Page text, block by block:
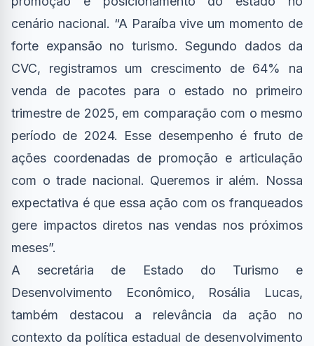
cenário nacional. “A Paraíba vive um momento de
forte expansão no turismo. Segundo dados da
CVC, registramos um crescimento de 64% na
venda de pacotes para o estado no primeiro
trimestre de 2025, em comparação com o mesmo
período de 2024. Esse desempenho é fruto de
ações coordenadas de promoção e articulação
com o trade nacional. Queremos ir além. Nossa
expectativa é que essa ação com os franqueados
gere impactos diretos nas vendas nos próximos
meses”.
A secretária de Estado do Turismo e
Desenvolvimento Econômico, Rosália Lucas,
também destacou a relevância da ação no
contexto da política estadual de desenvolvimento